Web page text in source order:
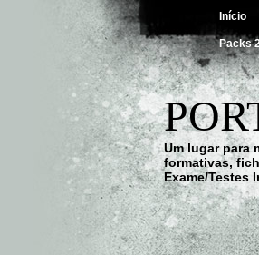
Início
Packs
Um lugar para
formativas,
Exame/Testes